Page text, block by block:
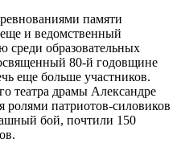
памяти
и ведомственный
образовательных
80-й годовщине
еще больше участников.
театра драмы Александре
патриотов-силовиков
бой, почтили 150